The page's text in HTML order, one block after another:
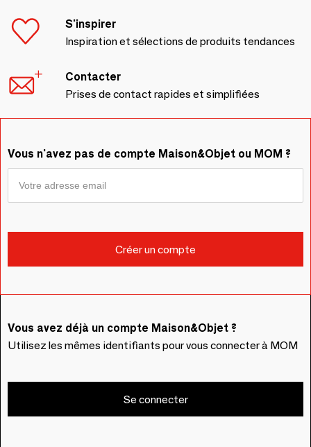
S'inspirer
Inspiration et sélections de produits tendances
Contacter
Prises de contact rapides et simplifiées
Vous n'avez pas de compte Maison&Objet ou MOM ?
Vous avez déjà un compte Maison&Objet ?
Utilisez les mêmes identifiants pour vous connecter à MOM
Se connecter